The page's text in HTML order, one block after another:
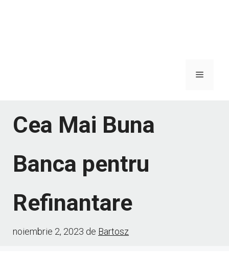
Meniu
Cea Mai Buna
Banca pentru
Refinantare
noiembrie 2, 2023 de Bartosz